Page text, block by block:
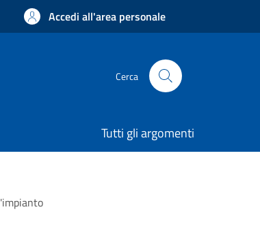
Accedi all'area personale
Cerca
Tutti gli argomenti